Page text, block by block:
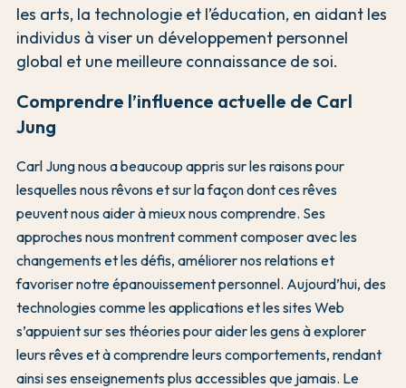
les arts, la technologie et l’éducation, en aidant les
individus à viser un développement personnel
global et une meilleure connaissance de soi.
Comprendre l’influence actuelle de Carl
Jung
Carl Jung nous a beaucoup appris sur les raisons pour
lesquelles nous rêvons et sur la façon dont ces rêves
peuvent nous aider à mieux nous comprendre. Ses
approches nous montrent comment composer avec les
changements et les défis, améliorer nos relations et
favoriser notre épanouissement personnel. Aujourd’hui, des
technologies comme les applications et les sites Web
s’appuient sur ses théories pour aider les gens à explorer
leurs rêves et à comprendre leurs comportements, rendant
ainsi ses enseignements plus accessibles que jamais. Le